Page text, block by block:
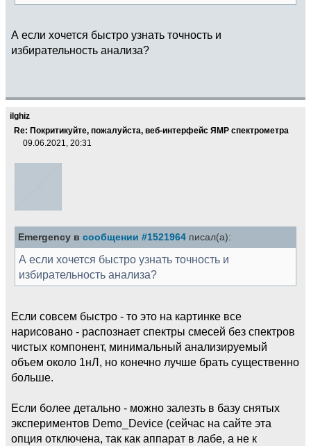
А если хочется быстро узнать точность и
избирательность анализа?
ilghiz
Re: Покритикуйте, пожалуйста, веб-интерфейс ЯМР спектрометра
09.06.2021, 20:31
Emergency в сообщении #1521964 писал(а):
А если хочется быстро узнать точность и
избирательность анализа?
Если совсем быстро - то это на картинке все
нарисовано - распознает спектры смесей без спектров
чистых компонент, минимальный анализируемый
объем около 1нЛ, но конечно лучше брать существенно
больше.
Если более детально - можно залезть в базу снятых
экспериментов Demo_Device (сейчас на сайте эта
опция отключена, так как аппарат в лабе, а не к